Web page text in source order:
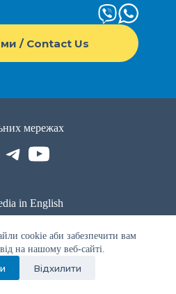
cookie аби забезпечити вам
на нашому веб-сайті.
Відхилити
/ Contact Us
мережах
Telegram
YouTube
in English
YouTube
WhatsApp
оферта|Умови використання
offer Terms of use